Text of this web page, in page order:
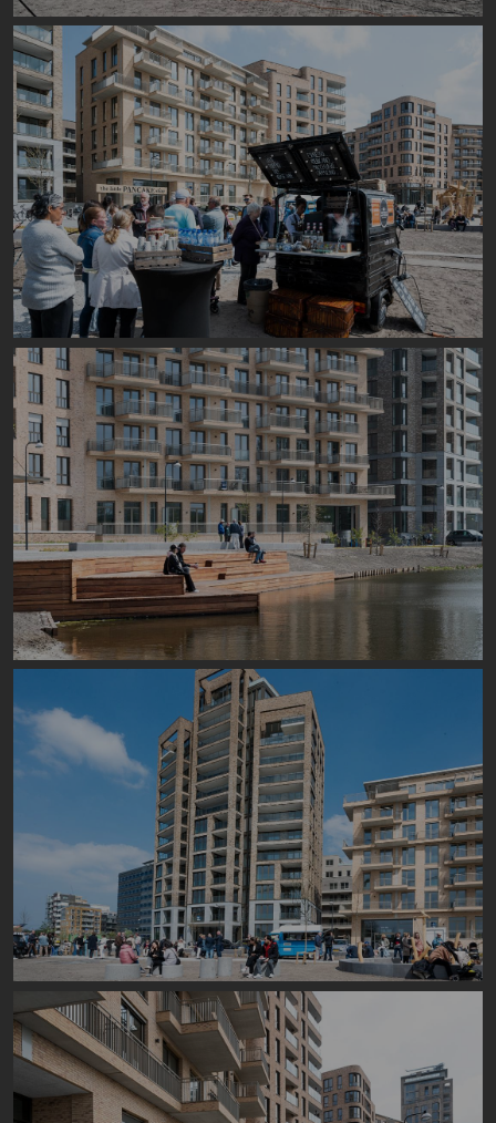
Image
Image
Image